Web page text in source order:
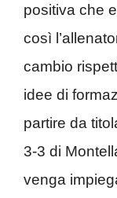
positiva che
così
cambio
idee di
partire da
3-3 di
venga